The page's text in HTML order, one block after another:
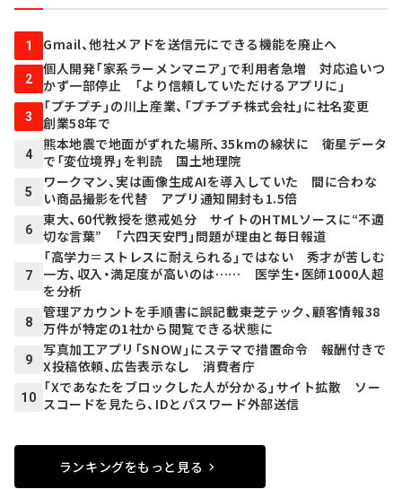
1 Gmail、他社メアドを送信元にできる機能を廃止へ
2
個人開発「家系ラーメンマニア」で利用者急増 対応追いつ
かず一部停止 「より信頼していただけるアプリに」
3
「プチプチ」の川上産業、「プチプチ株式会社」に社名変更
創業58年で
4
熊本地震で地面がずれた場所、35kmの線状に 衛星データ
で「変位境界」を判読 国土地理院
5
ワークマン、実は画像生成AIを導入していた 間に合わな
い商品撮影を代替 アプリ通知開封も1.5倍
6
東大、60代教授を懲戒処分 サイトのHTMLソースに“不適
切な言葉” 「六四天安門」問題が理由と毎日報道
7
「高学力＝ストレスに耐えられる」ではない 秀才が苦しむ
一方、収入・満足度が高いのは…… 医学生・医師1000人超
を分析
8
管理アカウントを手順書に誤記載――東芝テック、顧客情報38
万件が特定の1社から閲覧できる状態に
9
写真加工アプリ「SNOW」にステマで措置命令 報酬付きで
X投稿依頼、広告表示なし 消費者庁
10
「Xであなたをブロックした人が分かる」サイト拡散 ソー
スコードを見たら、IDとパスワード外部送信
ランキングをもっと見る